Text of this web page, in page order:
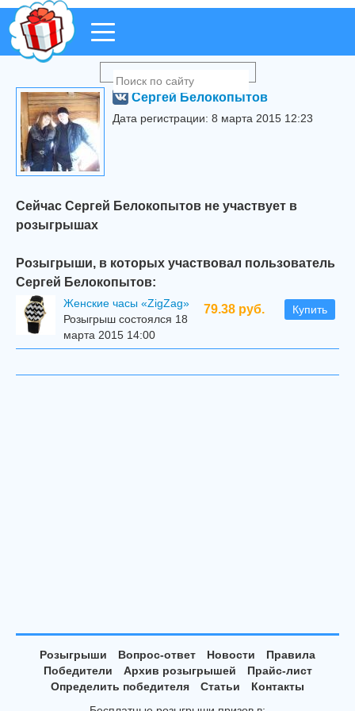
Сергей Белокопытов
Дата регистрации: 8 марта 2015 12:23
Сейчас Сергей Белокопытов не участвует в
розыгрышах
Розыгрыши, в которых участвовал пользователь
Сергей Белокопытов:
79.38 руб. Купить
Женские часы «ZigZag»
Розыгрыш состоялся 18
марта 2015 14:00
Розыгрыши Вопрос-ответ Новости
Правила
Победители
Архив розыгрышей
Прайс-лист
Определить победителя
Статьи
Контакты